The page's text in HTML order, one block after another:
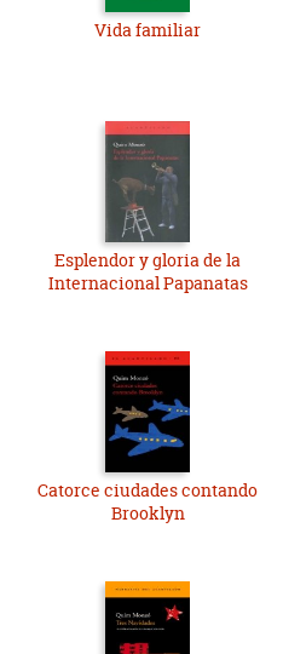
Vida familiar
Esplendor y gloria de la
Internacional Papanatas
Catorce ciudades contando
Brooklyn